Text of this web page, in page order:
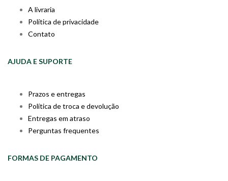
A livraria
Política de privacidade
Contato
AJUDA E SUPORTE
Prazos e entregas
Política de troca e devolução
Entregas em atraso
Perguntas frequentes
FORMAS DE PAGAMENTO